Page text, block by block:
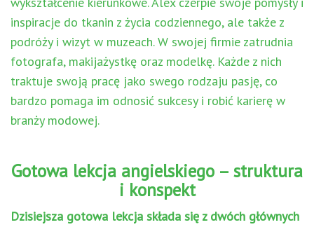
inspiracje do tkanin z życia codziennego, ale także z
podróży i wizyt w muzeach. W swojej firmie zatrudnia
fotografa, makijażystkę oraz modelkę. Każde z nich
traktuje swoją pracę jako swego rodzaju pasję, co
bardzo pomaga im odnosić sukcesy i robić karierę w
branży modowej.
Gotowa lekcja angielskiego – struktura
i konspekt
Dzisiejsza gotowa lekcja składa się z dwóch głównych